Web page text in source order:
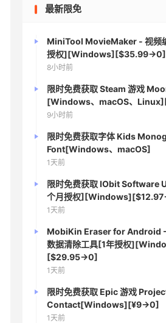
最新限免
MiniTool MovieMaker - 视频
授权][Windows][$35.99→0]
8小时前
限时免费获取 Steam 游戏
[Windows、macOS、
9小时前
限时免费获取字体 Kids
Font[Windows、macOS]
1天前
限时免费获取 IObit Software
个月授权
1天前
MobiKin Eraser for Android
数据清除工具[1年授权
[$29.95→0]
1天前
限时免费获取 Epic 游戏
Contact[Windows][¥9→0]
1天前